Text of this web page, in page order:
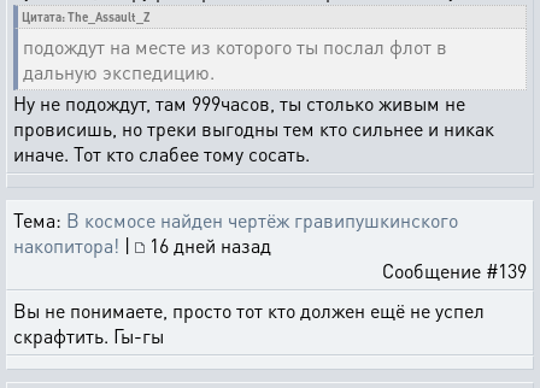
Цитата: The_Assault_Z
подождут на месте из которого ты послал флот в
дальную экспедицию.
Ну не подождут, там 999часов, ты столько живым не
провисишь, но треки выгодны тем кто сильнее и никак
иначе. Тот кто слабее тому сосать.
Тема: В космосе найден чертёж гравипушкинского
накопитора! |
16 дней назад
Сообщение #139
Вы не понимаете, просто тот кто должен ещё не успел
скрафтить. Гы-гы